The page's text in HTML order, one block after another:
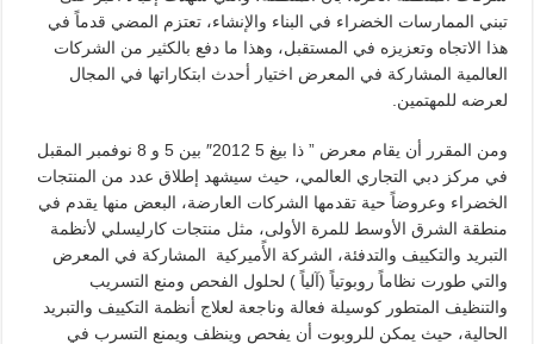
تبني الممارسات الخضراء في البناء والإنشاء، تعتزم المضي قدماً في
هذا الاتجاه وتعزيزه في المستقبل، وهذا ما دفع بالكثير من الشركات
العالمية المشاركة في المعرض اختيار أحدث ابتكاراتها في المجال
لعرضه للمهتمين.
ومن المقرر أن يقام معرض ” ذا بيغ 5 2012″ بين 5 و 8 نوفمبر المقبل
في مركز دبي التجاري العالمي، حيث سيشهد إطلاق عدد من المنتجات
الخضراء وعروضاً حية تقدمها الشركات العارضة، البعض منها يقدم في
منطقة الشرق الأوسط للمرة الأولى، مثل منتجات كارليسلي لأنظمة
التبريد والتكييف والتدفئة، الشركة الأًميركية المشاركة في المعرض
والتي طورت نظاماً روبوتياً (آلياً ) لحلول الفحص ومنع التسريب
والتنظيف المتطور كوسيلة فعالة وناجعة لعلاج أنظمة التكييف والتبريد
الحالية، حيث يمكن للروبوت أن يفحص وينظف ويمنع التسرب في